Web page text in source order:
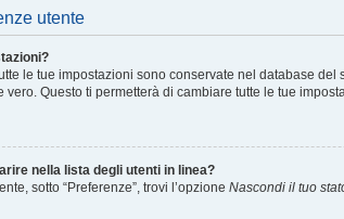
utente
le tue impostazioni sono conservate nel database
vero. Questo ti permetterà di cambiare tutte le tue
nella lista degli utenti in linea?
sotto “Preferenze”, trovi l’opzione Nascondi il tuo